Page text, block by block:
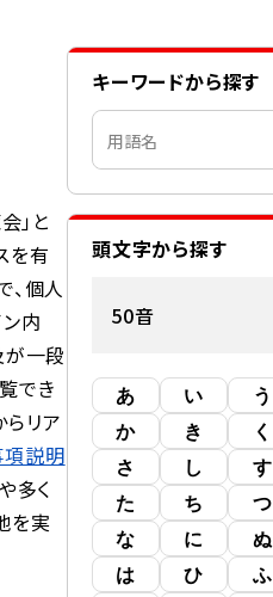
キーワードから探す
頭文字から探す
50音
あ い う
か
き く
さ
し す
た
ち つ
な
に ぬ
は
ひ ふ
」と
を有
、個人
内
一段
でき
リア
説明
多く
を実